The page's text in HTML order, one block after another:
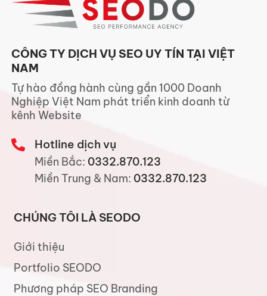
CÔNG TY DỊCH VỤ SEO UY TÍN TẠI VIỆT
NAM
Tự hào đồng hành cùng gần 1000 Doanh
Nghiệp Việt Nam phát triển kinh doanh từ
kênh Website
Hotline dịch vụ
Miền Bắc: 0332.870.123
Miền Trung & Nam: 0332.870.123
CHÚNG TÔI LÀ SEODO
Giới thiệu
Portfolio SEODO
Phương pháp SEO Branding